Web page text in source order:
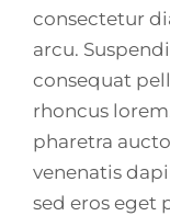
consectetur
arcu.
consequat
rhoncus
pharetra
venenatis
sed eros eget